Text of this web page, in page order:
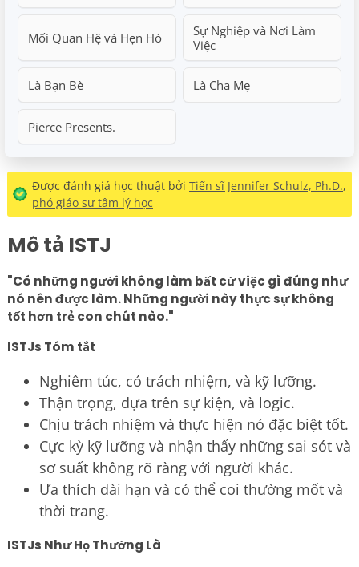
Mối Quan Hệ và Hẹn Hò
Sự Nghiệp và Nơi Làm
Việc
Là Bạn Bè Là Cha Mẹ
Pierce Presents.
Được đánh giá học thuật bởi Tiến sĩ Jennifer Schulz, Ph.D.,
phó giáo sư tâm lý học
Mô tả ISTJ
"Có những người không làm bất cứ việc gì đúng như
nó nên được làm. Những người này thực sự không
tốt hơn trẻ con chút nào."
ISTJs Tóm tắt
Nghiêm túc, có trách nhiệm, và kỹ lưỡng.
Thận trọng, dựa trên sự kiện, và logic.
Chịu trách nhiệm và thực hiện nó đặc biệt tốt.
Cực kỳ kỹ lưỡng và nhận thấy những sai sót và
sơ suất không rõ ràng với người khác.
Ưa thích dài hạn và có thể coi thường mốt và
thời trang.
ISTJs Như Họ Thường Là